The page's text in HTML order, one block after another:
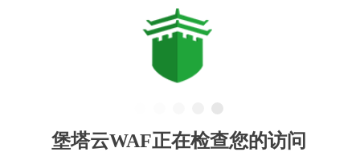
堡塔云WAF正在检查您的访问